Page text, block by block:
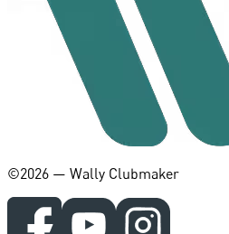
©️2026 — Wally Clubmaker